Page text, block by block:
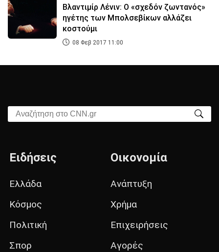
Βλαντιμίρ Λένιν: Ο «σχεδόν ζωντανός»
ηγέτης των Μπολσεβίκων αλλάζει
κοστούμι
08 Φεβ 2017 11:00
Αναζήτηση στο CNN.gr
Ειδήσεις
Ελλάδα
Κόσμος
Πολιτική
Σπορ
Οικονομία
Ανάπτυξη
Χρήμα
Επιχειρήσεις
Αγορές